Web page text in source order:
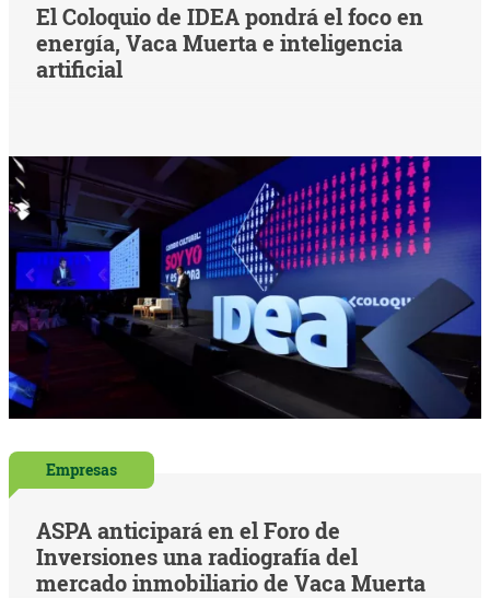
El Coloquio de IDEA pondrá el foco en
energía, Vaca Muerta e inteligencia
artificial
Empresas
ASPA anticipará en el Foro de
Inversiones una radiografía del
mercado inmobiliario de Vaca Muerta